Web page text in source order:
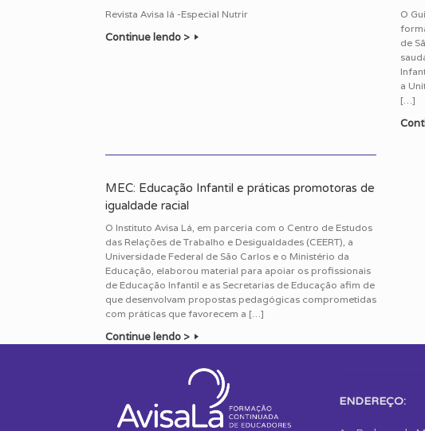
Revista Avisa lá -Especial Nutrir
Continue lendo >
O
de
a
[…]
MEC: Educação Infantil e práticas promotoras de
igualdade racial
O Instituto Avisa Lá, em parceria com o Centro de Estudos
das Relações de Trabalho e Desigualdades (CEERT), a
Universidade Federal de São Carlos e o Ministério da
Educação, elaborou material para apoiar os profissionais
de Educação Infantil e as Secretarias de Educação afim de
que desenvolvam propostas pedagógicas comprometidas
com práticas que favorecem a […]
Continue lendo >
ENDEREÇO: